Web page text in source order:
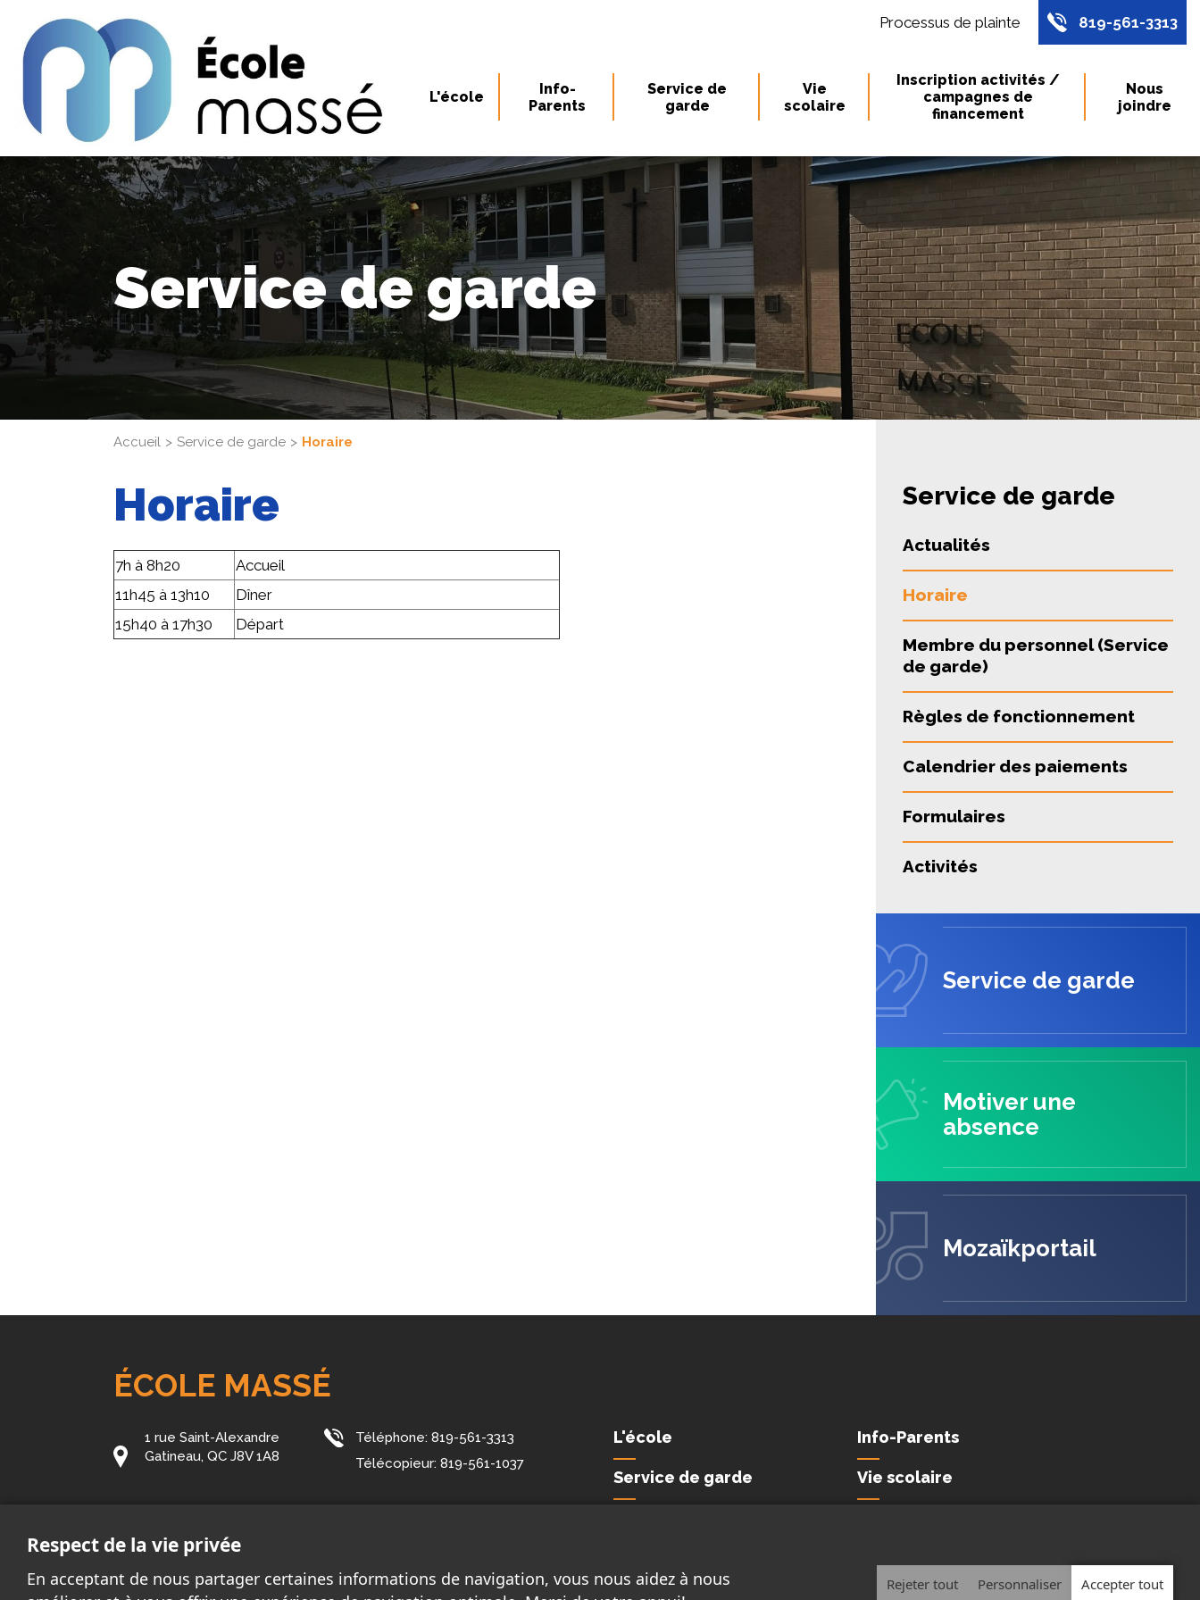
Processus de plainte 819-561-3313
L'école
Info-
Parents
Service de
garde
Vie
scolaire
Inscription activités /
campagnes de
financement
Nous
joindre
Service de garde
Accueil Service de garde Horaire
Horaire
7h à 8h20
Accueil
11h45 à 13h10
Dîner
15h40 à 17h30
Départ
Service de garde
Actualités
Horaire
Membre du personnel (Service
de garde)
Règles de fonctionnement
Calendrier des paiements
Formulaires
Activités
Service de garde
Motiver une
absence
Mozaïkportail
ÉCOLE MASSÉ
1 rue Saint-Alexandre
Gatineau, QC J8V 1A8
Téléphone: 819-561-3313
Télécopieur: 819-561-1037
L'école Info-Parents
Service de garde Vie scolaire
renseignements personnels
Respect de la vie privée
En acceptant de nous partager certaines informations de navigation, vous nous aidez à nous
Rejeter tout Personnaliser Accepter tout